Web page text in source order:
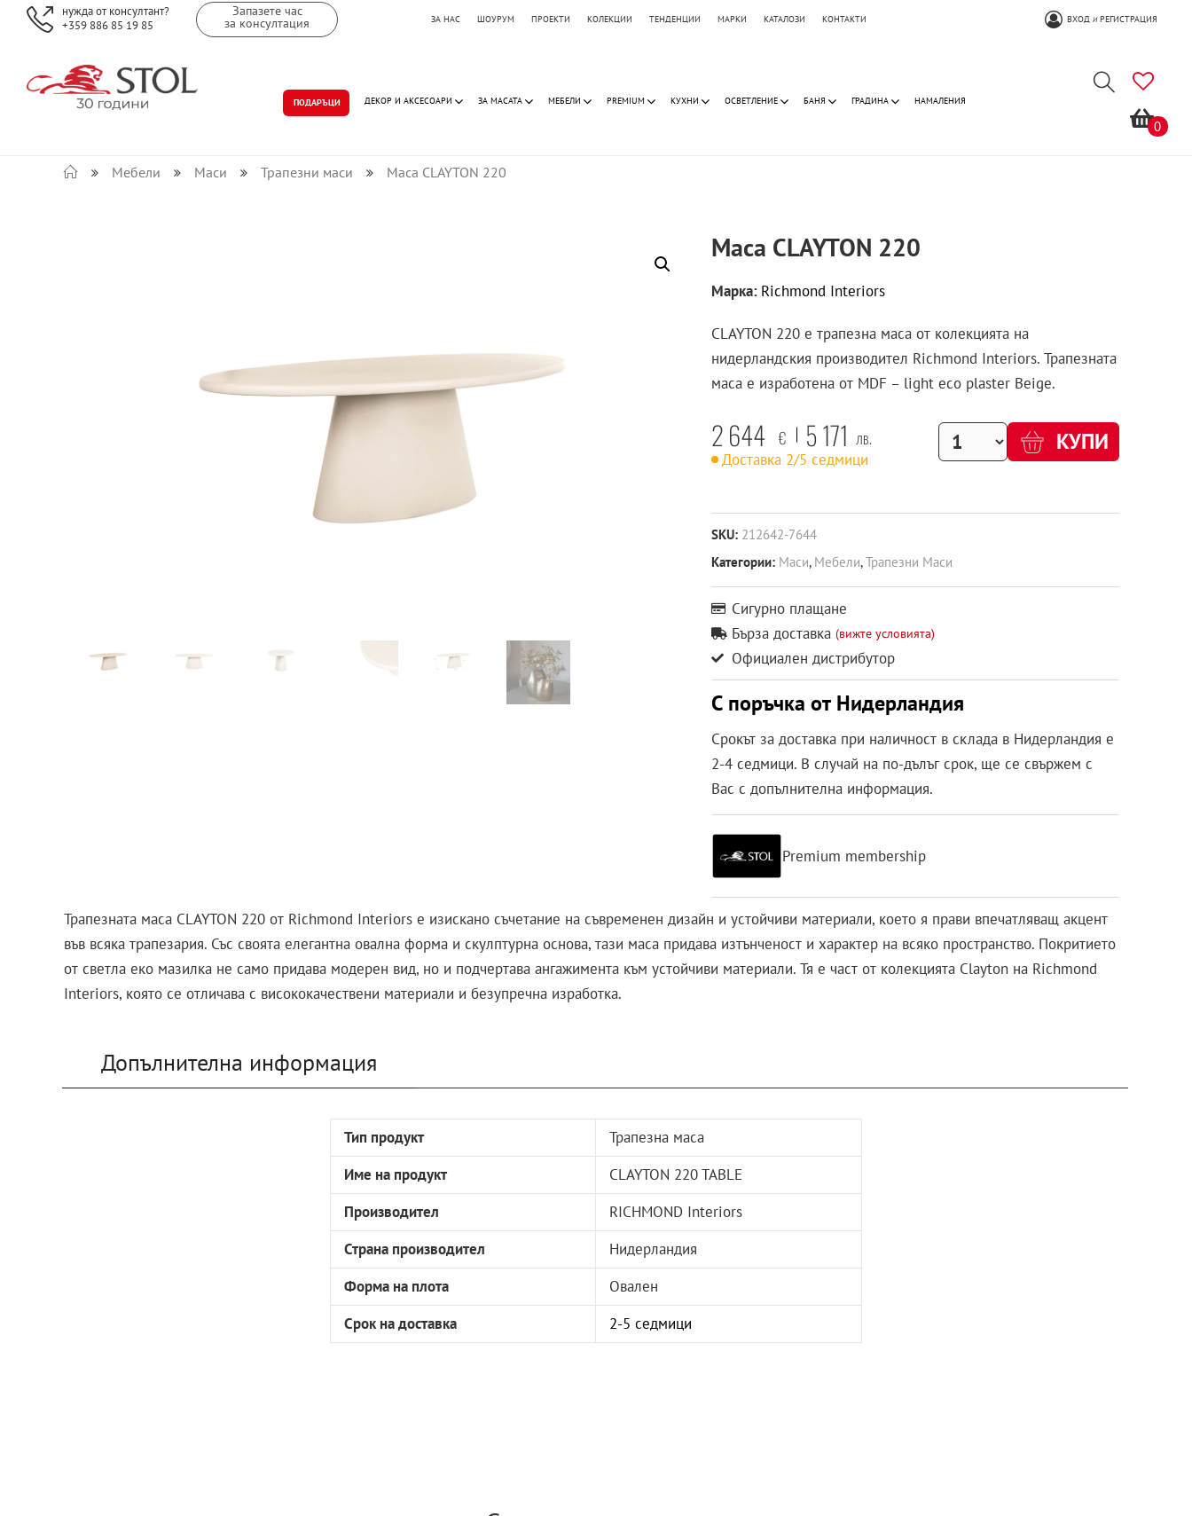
нужда от консултант?
+359 886 85 19 85
Запазете час
за консултация ЗА НАС ШОУРУМ ПРОЕКТИ КОЛЕКЦИИ ТЕНДЕНЦИИ МАРКИ КАТАЛОЗИ КОНТАКТИ ВХОДИРЕГИСТРАЦИЯ
ПОДАРЪЦИ ДЕКОР И АКСЕСОАРИ ЗА МАСАТА МЕБЕЛИ PREMIUM КУХНИ ОСВЕТЛЕНИЕ БАНЯ ГРАДИНА НАМАЛЕНИЯ
0
Мебели Маси Трапезни маси Маса CLAYTON 220
Маса CLAYTON 220
Марка: Richmond Interiors
CLAYTON 220 е трапезна маса от колекцията на
нидерландския производител Richmond Interiors. Трапезната
маса е изработена от MDF – light eco plaster Beige.
2 644 € 5 171 лв.
Доставка 2/5 седмици
КУПИ
SKU: 212642-7644
Категории: Маси, Мебели,Трапезни Маси
Сигурно плащане
Бърза доставка (вижте условията)
Официален дистрибутор
С поръчка от Нидерландия
Срокът за доставка при наличност в склада в Нидерландия е
2-4 седмици. В случай на по-дълъг срок, ще се свържем с
Вас с допълнителна информация.
Premium membership
Трапезната маса CLAYTON 220 от Richmond Interiors е изискано съчетание на съвременен дизайн и устойчиви материали, което я прави впечатляващ акцент
във всяка трапезария. Със своята елегантна овална форма и скулптурна основа, тази маса придава изтънченост и характер на всяко пространство. Покритието
от светла еко мазилка не само придава модерен вид, но и подчертава ангажимента към устойчиви материали. Тя е част от колекцията Clayton на Richmond
Interiors, която се отличава с висококачествени материали и безупречна изработка.
Допълнителна информация
Тип продукт
Трапезна маса
Име на продукт
CLAYTON 220 TABLE
Производител
RICHMOND Interiors
Страна производител
Нидерландия
Форма на плота
Овален
Срок на доставка
2-5 седмици